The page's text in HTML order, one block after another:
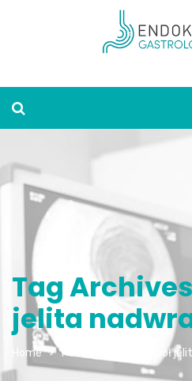
Tag
jelita
Home Posts tagged "zespół